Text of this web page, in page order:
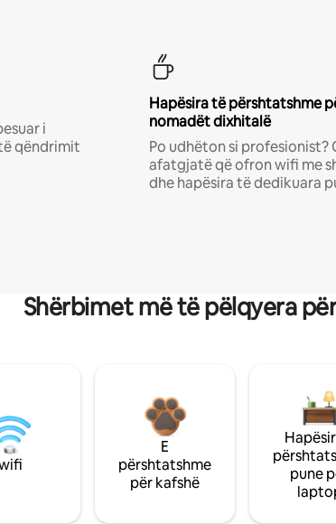
i
qëndrimit
Hapësira të përshtatshme
nomadët dixhitalë
Po udhëton si profesionist?
afatgjatë që ofron wifi me
dhe hapësira të dedikuara
Shërbimet më të pëlqyera
E
përshtatshme
për kafshë
pune